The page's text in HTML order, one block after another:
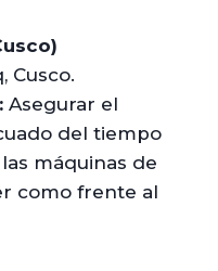
Cusco.
Asegurar el
del tiempo
máquinas de
como frente al